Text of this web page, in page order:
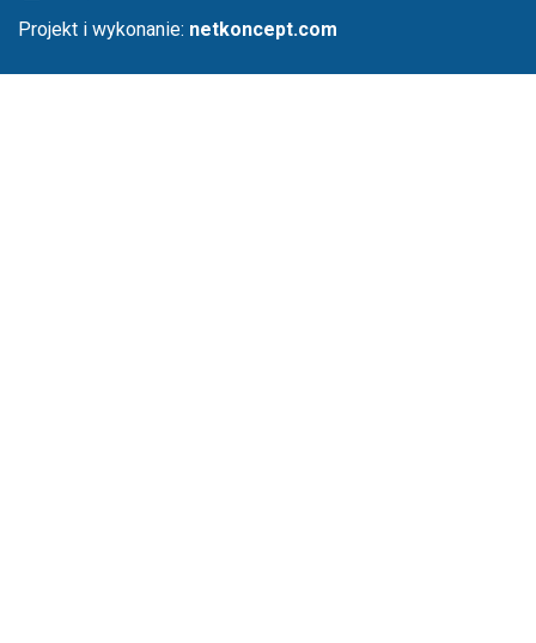
Projekt i wykonanie: netkoncept.com